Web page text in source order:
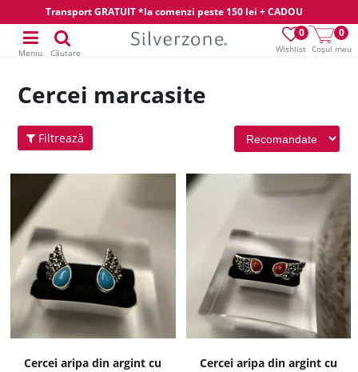
Transport GRATUIT *la comenzi peste 150 lei + CADOU
Wishlist
0
Coșul meu
0
Meniu Căutare
Cercei marcasite
Filtrează
Cercei aripa din argint cu
Cercei aripa din argint cu